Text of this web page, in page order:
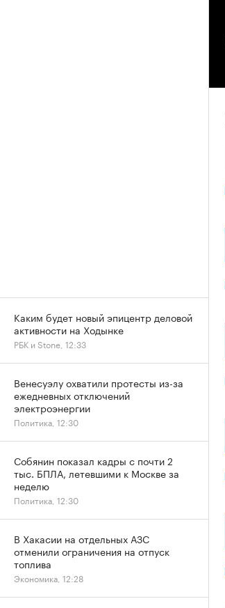
Каким будет новый эпицентр деловой
активности на Ходынке
РБК и Stone, 12:33
Венесуэлу охватили протесты из-за
ежедневных отключений
электроэнергии
Политика, 12:30
Собянин показал кадры с почти 2
тыс. БПЛА, летевшими к Москве за
неделю
Политика, 12:30
В Хакасии на отдельных АЗС
отменили ограничения на отпуск
топлива
Экономика, 12:28